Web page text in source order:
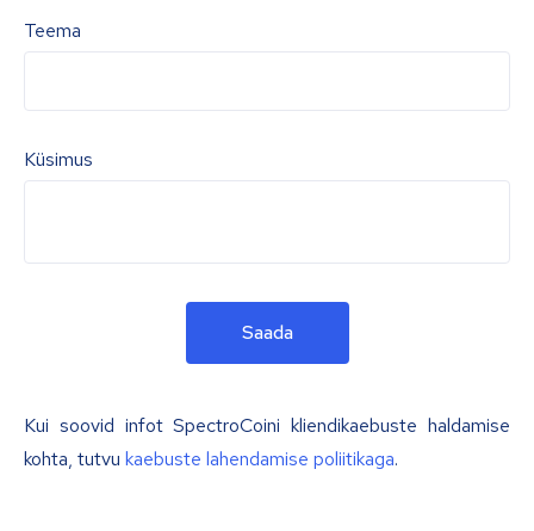
Teema
Küsimus
Saada
Kui soovid infot SpectroCoini kliendikaebuste haldamise
kohta, tutvu kaebuste lahendamise poliitikaga.